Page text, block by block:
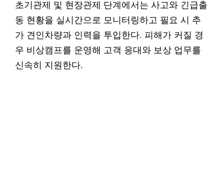
초기관제 및 현장관제 단계에서는 사고와 긴급출
동 현황을 실시간으로 모니터링하고 필요 시 추
가 견인차량과 인력을 투입한다. 피해가 커질 경
우 비상캠프를 운영해 고객 응대와 보상 업무를
신속히 지원한다.